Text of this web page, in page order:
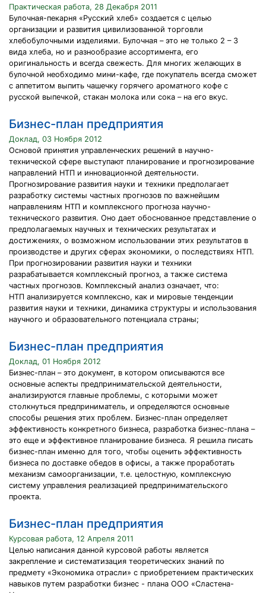
Практическая работа, 28 Декабря 2011
Булочная-пекарня «Русский хлеб» создается с целью
организации и развития цивилизованной торговли
хлебобулочными изделиями. Булочная – это не только 2 – 3
вида хлеба, но и разнообразие ассортимента, его
оригинальность и всегда свежесть. Для многих желающих в
булочной необходимо мини-кафе, где покупатель всегда сможет
с аппетитом выпить чашечку горячего ароматного кофе с
русской выпечкой, стакан молока или сока – на его вкус.
Бизнес-план предприятия
Доклад, 03 Ноября 2012
Основой принятия управленческих решений в научно-
технической сфере выступают планирование и прогнозирование
направлений НТП и инновационной деятельности.
Прогнозирование развития науки и техники предполагает
разработку системы частных прогнозов по важнейшим
направлениям НТП и комплексного прогноза научно-
технического развития. Оно дает обоснованное представление о
предполагаемых научных и технических результатах и
достижениях, о возможном использовании этих результатов в
производстве и других сферах экономики, о последствиях НТП.
При прогнозировании развития науки и техники
разрабатывается комплексный прогноз, а также система
частных прогнозов. Комплексный анализ означает, что:
НТП анализируется комплексно, как и мировые тенденции
развития науки и техники, динамика структуры и использования
научного и образовательного потенциала страны;
Бизнес-план предприятия
Доклад, 01 Ноября 2012
Бизнес-план – это документ, в котором описываются все
основные аспекты предпринимательской деятельности,
анализируются главные проблемы, с которыми может
столкнуться предприниматель, и определяются основные
способы решения этих проблем. Бизнес-план определяет
эффективность конкретного бизнеса, разработка бизнес-плана –
это еще и эффективное планирование бизнеса. Я решила писать
бизнес-план именно для того, чтобы оценить эффективность
бизнеса по доставке обедов в офисы, а также проработать
механизм самоорганизации, т.е. целостную, комплексную
систему управления реализацией предпринимательского
проекта.
Бизнес-план предприятия
Курсовая работа, 12 Апреля 2011
Целью написания данной курсовой работы является
закрепление и систематизация теоретических знаний по
предмету «Экономика отрасли» с приобретением практических
навыков путем разработки бизнес - плана ООО «Сластена-